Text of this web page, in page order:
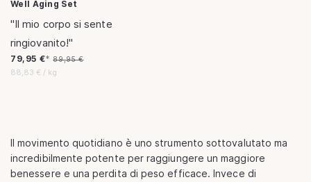
Well Aging Set
"Il mio corpo si sente
ringiovanito!"
Prezzo
scontato
79,95 €* Prezzo
di
89,95 €
Prezzo
88,83 € / per
kg
Il movimento quotidiano è uno strumento sottovalutato ma
incredibilmente potente per raggiungere un maggiore
benessere e una perdita di peso efficace. Invece di